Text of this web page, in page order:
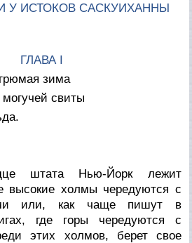
У ИСТОКОВ САСКУИХАННЫ
ГЛАВА I
зима
свиты
штата Нью-Йорк лежит
высокие холмы чередуются с
или, как чаще пишут в
где горы чередуются с
этих холмов, берет свое